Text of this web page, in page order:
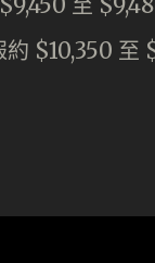
$10,350 至